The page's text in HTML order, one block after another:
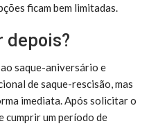
ficam bem limitadas.
depois?
saque-aniversário e
de saque-rescisão, mas
imediata. Após solicitar o
cumprir um período de